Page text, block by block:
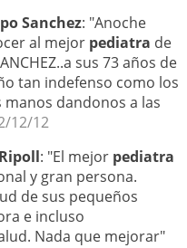
Sanchez: "Anoche
al mejor pediatra de
sus 73 años de
tan indefenso como los
manos dandonos a las
12/12
: "El mejor pediatra
y gran persona.
de sus pequeños
e incluso
Nada que mejorar"